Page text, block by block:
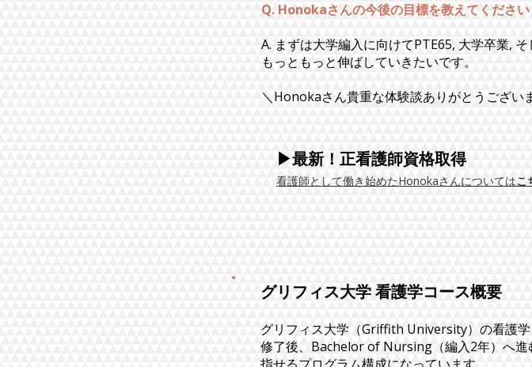
Q. Honokaさんの今後の目標を教えてください
A. まずは大学編入に向けてPTE65, 大学卒業,
もっともっと伸ばしていきたいです。
＼Honokaさん貴重な体験談ありがとうござい
▶最新！正看護師資格取得
看護師として働き始めたHonokaさんについてはこ
グリフィス大学 看護学コース概要
グリフィス大学（Griffith University）の看護
修了後、Bachelor of Nursing（編入2年）へ進